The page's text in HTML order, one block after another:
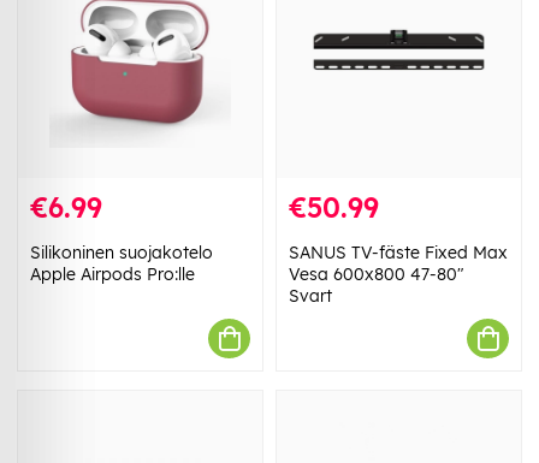
€6.99
Silikoninen suojakotelo
Apple Airpods Pro:lle
€50.99
SANUS TV-fäste Fixed Max
Vesa 600x800 47-80"
Svart